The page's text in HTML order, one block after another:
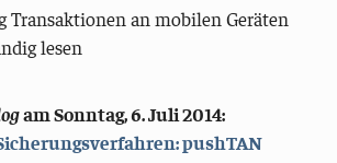
Transaktionen an mobilen Geräten
lesen
amSonntag, 6. Juli 2014:
pushTAN